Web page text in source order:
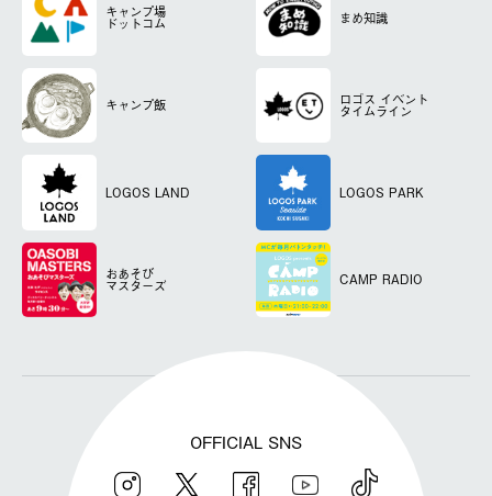
キャンプ場
ドットコム まめ知識
キャンプ飯 ロゴス イベント
タイムライン
LOGOS LAND LOGOS PARK
おあそび
マスターズ CAMP RADIO
OFFICIAL SNS